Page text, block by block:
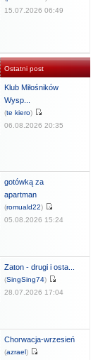
15.07.2026 06:49
Ostatni post
Klub Miłośników
Wysp...
(te kiero)
06.08.2026 20:35
gotówką za
apartman
(romuald22)
05.08.2026 15:24
Zaton - drugi i osta...
(SingSing74)
28.07.2026 17:04
Chorwacja-wrzesień
(azrael)